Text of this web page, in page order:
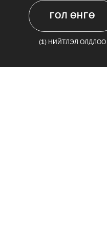
ГОЛ ӨНГӨ
(1) НИЙТЛЭЛ ОЛДЛОО